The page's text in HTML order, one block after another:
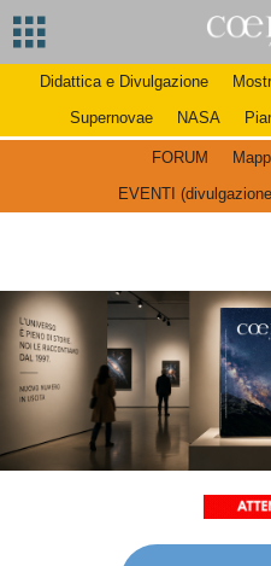
Didattica e Divulgazione
Supernovae
NASA
FORUM
EVENTI